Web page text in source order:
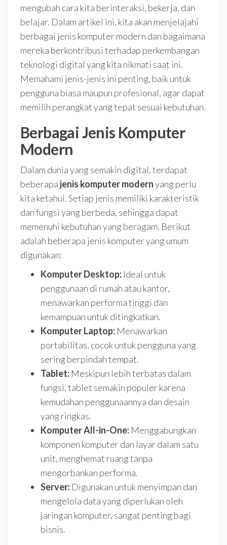
mengubah cara kita berinteraksi, bekerja, dan
belajar. Dalam artikel ini, kita akan menjelajahi
berbagai jenis komputer modern dan bagaimana
mereka berkontribusi terhadap perkembangan
teknologi digital yang kita nikmati saat ini.
Memahami jenis-jenis ini penting, baik untuk
pengguna biasa maupun profesional, agar dapat
memilih perangkat yang tepat sesuai kebutuhan.
Berbagai Jenis Komputer
Modern
Dalam dunia yang semakin digital, terdapat
beberapa jenis komputer modernyang perlu
kita ketahui. Setiap jenis memiliki karakteristik
dan fungsi yang berbeda, sehingga dapat
memenuhi kebutuhan yang beragam. Berikut
adalah beberapa jenis komputer yang umum
digunakan:
Komputer Desktop: Ideal untuk
penggunaan di rumah atau kantor,
menawarkan performa tinggi dan
kemampuan untuk ditingkatkan.
Komputer Laptop: Menawarkan
portabilitas, cocok untuk pengguna yang
sering berpindah tempat.
Tablet: Meskipun lebih terbatas dalam
fungsi, tablet semakin populer karena
kemudahan penggunaannya dan desain
yang ringkas.
Komputer All-in-One: Menggabungkan
komponen komputer dan layar dalam satu
unit, menghemat ruang tanpa
mengorbankan performa.
Server: Digunakan untuk menyimpan dan
mengelola data yang diperlukan oleh
jaringan komputer, sangat penting bagi
bisnis.